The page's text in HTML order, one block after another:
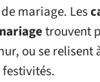
mariage. Les
trouvent
ou se relisent